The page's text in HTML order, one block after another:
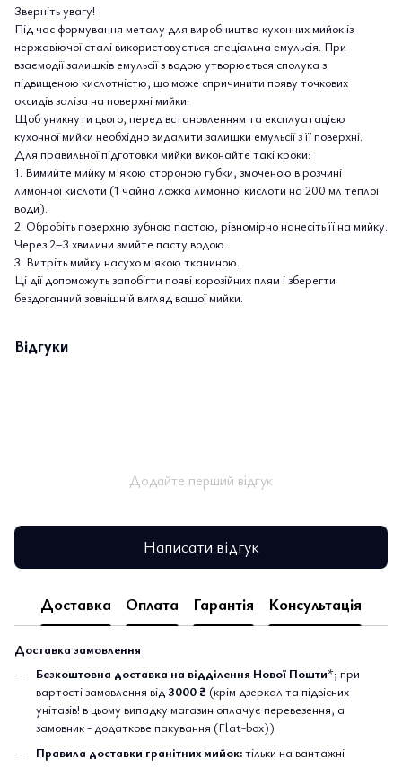
Зверніть увагу!
Під час формування металу для виробництва кухонних мийок із
нержавіючої сталі використовується спеціальна емульсія. При
взаємодії залишків емульсії з водою утворюється сполука з
підвищеною кислотністю, що може спричинити появу точкових
оксидів заліза на поверхні мийки.
Щоб уникнути цього, перед встановленням та експлуатацією
кухонної мийки необхідно видалити залишки емульсії з її поверхні.
Для правильної підготовки мийки виконайте такі кроки:
1. Вимийте мийку м'якою стороною губки, змоченою в розчині
лимонної кислоти (1 чайна ложка лимонної кислоти на 200 мл теплої
води).
2. Обробіть поверхню зубною пастою, рівномірно нанесіть її на мийку.
Через 2–3 хвилини змийте пасту водою.
3. Витріть мийку насухо м'якою тканиною.
Ці дії допоможуть запобігти появі корозійних плям і зберегти
бездоганний зовнішній вигляд вашої мийки.
Відгуки
Додайте перший відгук
Написати відгук
Доставка Оплата Гарантія Консультація
Доставка замовлення
Безкоштовна доставка на відділення Нової Пошти*; при
вартості замовлення від 3000 ₴ (крім дзеркал та підвісних
унітазів! в цьому випадку магазин оплачує перевезення, а
замовник - додаткове пакування (Flat-box))
Правила доставки гранітних мийок:тільки на вантажні